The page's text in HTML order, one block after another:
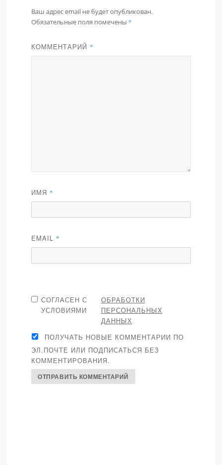
Ваш адрес email не будет опубликован.
Обязательные поля помечены *
КОММЕНТАРИЙ *
ИМЯ *
EMAIL *
СОГЛАСЕН С
УСЛОВИЯМИ
ОБРАБОТКИ
ПЕРСОНАЛЬНЫХ
ДАННЫХ
ПОЛУЧАТЬ НОВЫЕ КОММЕНТАРИИ ПО
ЭЛ.ПОЧТЕ ИЛИ ПОДПИСАТЬСЯ БЕЗ
КОММЕНТИРОВАНИЯ.